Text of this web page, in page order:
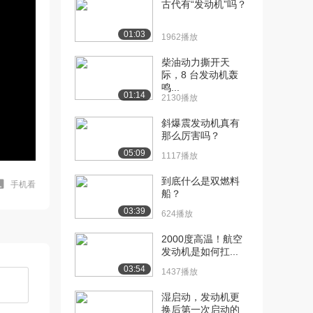
手机看
01:03
古代有“发动机”吗？
1962播放
01:14
柴油动力撕开天
际，8 台发动机轰
鸣...
2130播放
05:09
斜爆震发动机真有
那么厉害吗？
1117播放
03:39
到底什么是双燃料
船？
624播放
03:54
2000度高温！航空
发动机是如何扛...
1437播放
湿启动，发动机更
换后第一次启动的